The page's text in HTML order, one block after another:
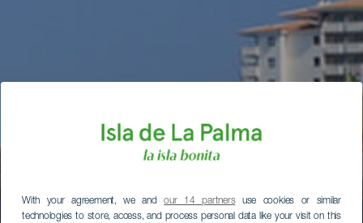
With your agreement, we andour 14 partnersuse cookies or similar
technologies to store, access, and process personal data like your visit on this